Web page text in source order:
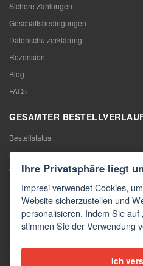
Sichere Zahlungen
Geschäftsbedingungen
Datenschutzerklärung
Rezension
Blog
FAQs
GESAMTER
Bestellstatus
Meine Bestellung
Warentausch
Rücktritt vom Vertrag
Reklamation
KONTAKTE
Kontakte
Ihre Privatsphäre liegt
Impresi verwendet Cookies,
Website sicherzustellen und
personalisieren. Indem Sie auf
stimmen Sie der Verwendung
Ich